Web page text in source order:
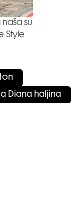
su
Style
Diana haljina